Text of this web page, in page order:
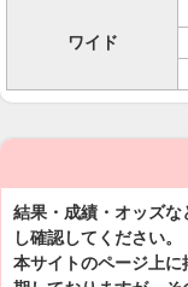
ワイド
結果・成績・オッズ
し確認してください。
本サイトのページ上